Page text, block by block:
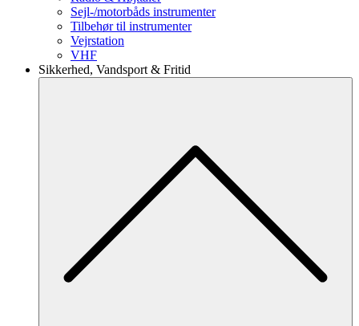
Sejl-/motorbåds instrumenter
Tilbehør til instrumenter
Vejrstation
VHF
Sikkerhed, Vandsport & Fritid